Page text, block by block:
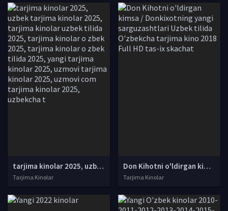
tarjima kinolar 2025, uzbek tarjima kinolar 2025, tarjima kinolar uzbek tilida 2025, tarjima kinolar o zbek 2025, tarjima kinolar o zbek tilida 2025, yangi tarjima kinolar 2025, uzmovi tarjima kinolar 2025, uzmovi com tarjima kinolar 2025, uzbekcha t
Tarjima Kinolar
Don Kihotni o'ldirgan kimsa / Donkixotning yangi sarguzashtlari Uzbek tilida O'zbekcha tarjima kino 2018 Full HD tas-ix skachat
Tarjima Kinolar